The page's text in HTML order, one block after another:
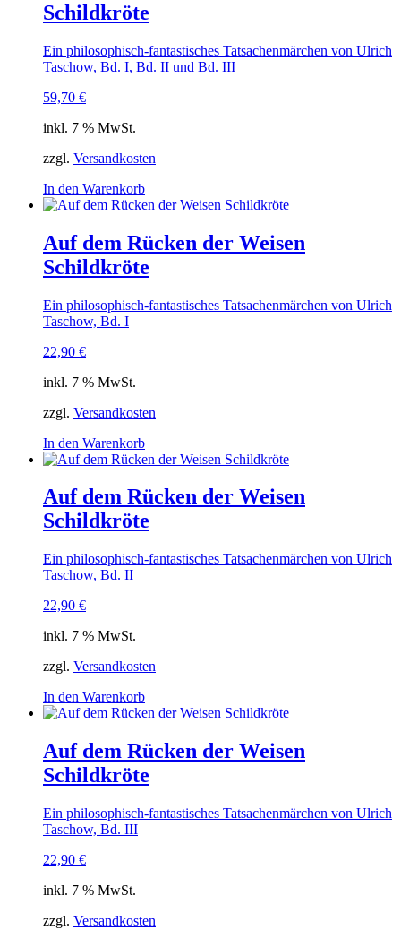
Schildkröte
Ein philosophisch-fantastisches Tatsachenmärchen von Ulrich
Taschow, Bd. I, Bd. II und Bd. III
59,70 €
inkl. 7 % MwSt.
zzgl. Versandkosten
In den Warenkorb
Auf dem Rücken der Weisen
Schildkröte
Ein philosophisch-fantastisches Tatsachenmärchen von Ulrich
Taschow, Bd. I
22,90 €
inkl. 7 % MwSt.
zzgl. Versandkosten
In den Warenkorb
Auf dem Rücken der Weisen
Schildkröte
Ein philosophisch-fantastisches Tatsachenmärchen von Ulrich
Taschow, Bd. II
22,90 €
inkl. 7 % MwSt.
zzgl. Versandkosten
In den Warenkorb
Auf dem Rücken der Weisen
Schildkröte
Ein philosophisch-fantastisches Tatsachenmärchen von Ulrich
Taschow, Bd. III
22,90 €
inkl. 7 % MwSt.
zzgl. Versandkosten